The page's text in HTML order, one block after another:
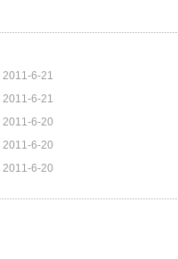
2011-6-21
2011-6-21
2011-6-20
2011-6-20
2011-6-20